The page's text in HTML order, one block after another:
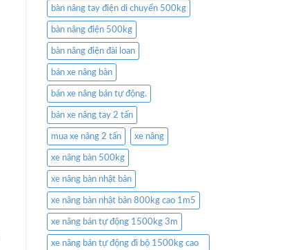
bàn nâng tay điện di chuyển 500kg
bàn nâng điện 500kg
bàn nâng điện đài loan
bán xe nâng bàn
bán xe nâng bán tự động.
bán xe nâng tay 2 tấn
mua xe nâng 2 tấn xe nâng
xe nâng bàn 500kg
xe nâng bàn nhật bản
xe nâng bàn nhật bản 800kg cao 1m5
xe nâng bán tự động 1500kg 3m
xe nâng bán tự động đi bộ 1500kg cao